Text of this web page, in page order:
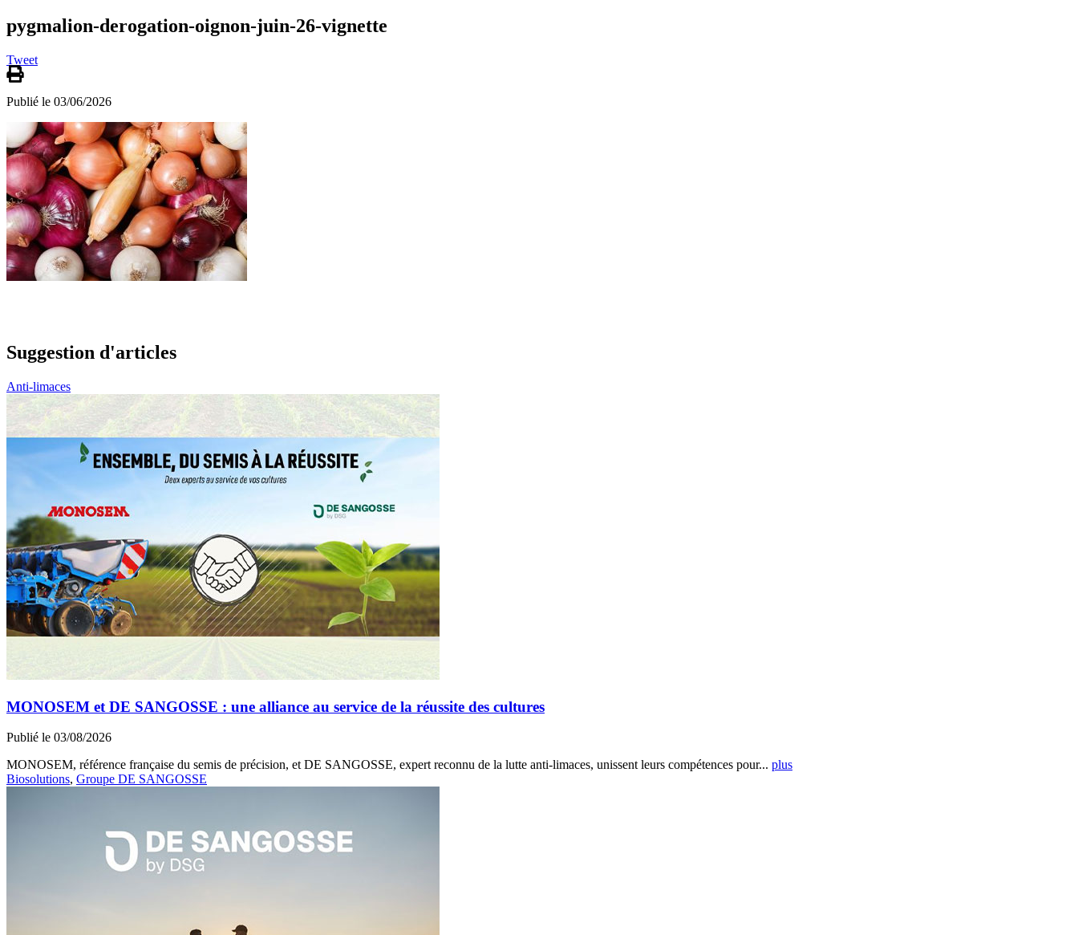
pygmalion-derogation-oignon-juin-26-vignette
Tweet
Publié le 03/06/2026
Suggestion d'articles
Anti-limaces
MONOSEM et DE SANGOSSE : une alliance au service de la réussite des cultures
Publié le 03/08/2026
MONOSEM, référence française du semis de précision, et DE SANGOSSE, expert reconnu de la lutte anti-limaces, unissent leurs compétences pour... plus
Biosolutions, Groupe DE SANGOSSE